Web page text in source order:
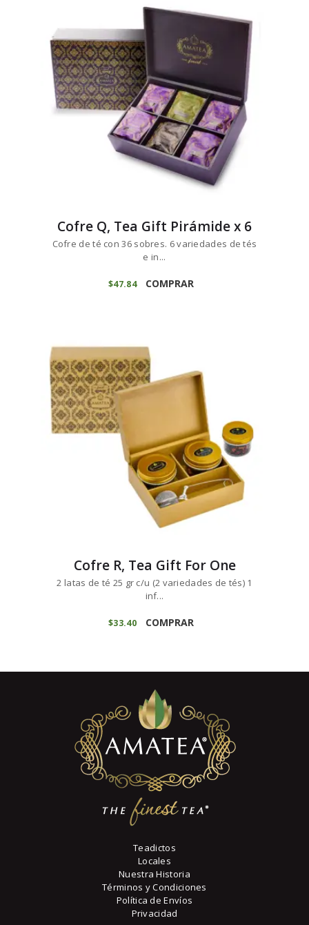
Cofre Q, Tea Gift Pirámide x 6
Cofre de té con 36 sobres. 6 variedades de tés
e in...
$47 84 COMPRAR
Cofre R, Tea Gift For One
2 latas de té 25 gr c/u (2 variedades de tés) 1
inf...
$33 40 COMPRAR
Teadictos
Locales
Nuestra Historia
Términos y Condiciones
Política de Envíos
Privacidad